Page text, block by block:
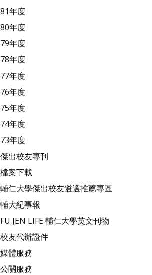
81年度
80年度
79年度
78年度
77年度
76年度
75年度
74年度
73年度
傑出校友專刊
檔案下載
輔仁大學傑出校友遴選推薦專區
輔大紀事報
FU JEN LIFE 輔仁大學英文刊物
校友代辦證件
媒體服務
公關服務